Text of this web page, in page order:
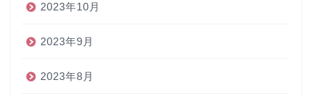
2023年10月
2023年9月
2023年8月